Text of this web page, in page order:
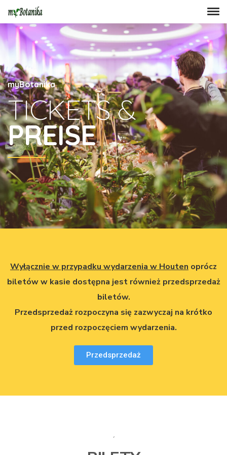
myBotanika
TICKETS &
PREISE
Wyłącznie w przypadku wydarzenia w Houten oprócz
biletów w kasie dostępna jest również przedsprzedaż
biletów.
Przedsprzedaż rozpoczyna się zazwyczaj na krótko
przed rozpoczęciem wydarzenia.
Przedsprzedaż
´